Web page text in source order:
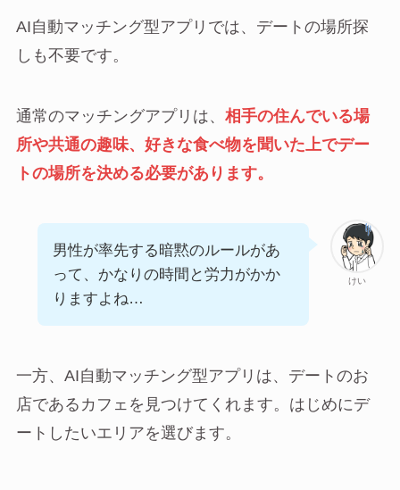
AI自動マッチング型アプリでは、デートの場所探
しも不要です。
通常のマッチングアプリは、 相手の住んでいる場
所や共通の趣味、好きな食べ物を聞いた上でデー
トの場所を決める必要があります。
けい
男性が率先する暗黙のルールがあ
って、かなりの時間と労力がかか
りますよね…
一方、AI自動マッチング型アプリは、デートのお
店であるカフェを見つけてくれます。はじめにデ
ートしたいエリアを選びます。